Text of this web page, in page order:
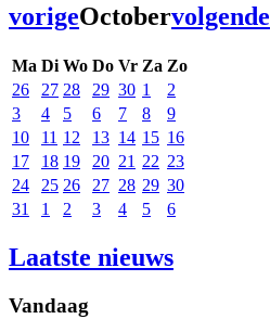
vorigeOctobervolgende
Ma Di Wo Do Vr Za Zo
26
27 28 29 30 1
2
3
4 5 6 7 8
9
10
11 12 13 14 15 16
17
18 19 20 21 22 23
24
25 26 27 28 29 30
31
1 2 3 4 5 6
Laatste nieuws
Vandaag